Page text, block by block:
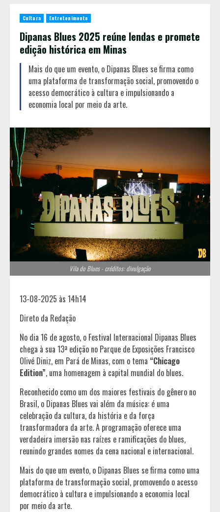
Cultura Entretenimento
Dipanas Blues 2025 reúne lendas e promete
edição histórica em Minas
Mais do que um evento, o Dipanas Blues se firma como
uma plataforma de transformação social, promovendo o
acesso democrático à cultura e impulsionando a
economia local por meio da arte.
Vila do Blues - créditos: divulgação
13-08-2025 às 14h14
Direto da Redação
No dia 16 de agosto, o Festival Internacional Dipanas Blues
chega à sua 13ª edição no Parque de Exposições Francisco
Olivé Diniz, em Pará de Minas, com o tema “Chicago
Edition”, uma homenagem à capital mundial do blues.
Reconhecido como um dos maiores festivais do gênero no
Brasil, o Dipanas Blues vai além da música: é uma
celebração da cultura, da história e da força
transformadora da arte. A programação oferece uma
verdadeira imersão nas raízes e ramificações do blues,
reunindo grandes nomes da cena nacional e internacional.
Mais do que um evento, o Dipanas Blues se firma como uma
plataforma de transformação social, promovendo o acesso
democrático à cultura e impulsionando a economia local
por meio da arte.